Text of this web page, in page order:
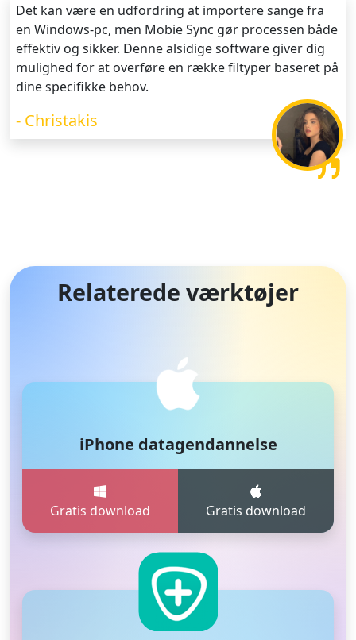
Det kan være en udfordring at importere sange fra
en Windows-pc, men Mobie Sync gør processen både
effektiv og sikker. Denne alsidige software giver dig
mulighed for at overføre en række filtyper baseret på
dine specifikke behov.
- Christakis
Relaterede værktøjer
iPhone datagendannelse
Gratis download Gratis download